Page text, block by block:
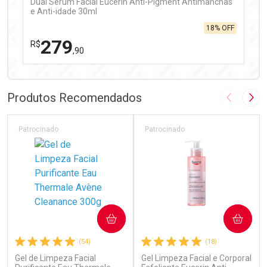
e Anti-idade 30ml
R$279,90
18% OFF
Laboratório
Ativar Desconto
Comprar sem Desconto
Por Menos
Comprar sem Desconto
Produtos Recomendados Imagem
(54)
Gel de Limpeza Facial
Patrocinado
COMPRAR
(18)
Gel Limpeza Facial e Corporal
Patrocinado
COMPRAR